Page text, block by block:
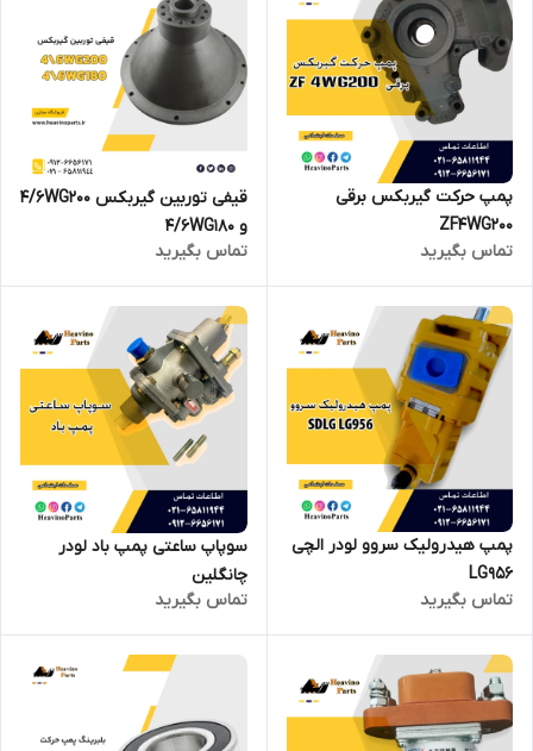
پمپ حرکت گیربکس برقی
ZF4WG200
تماس بگیرید
قیفی توربین گیربکس 4/6WG200
و 4/6WG180
تماس بگیرید
پمپ هیدرولیک سروو لودر الچی
LG956
تماس بگیرید
سوپاپ ساعتی پمپ باد لودر
چانگلین
تماس بگیرید